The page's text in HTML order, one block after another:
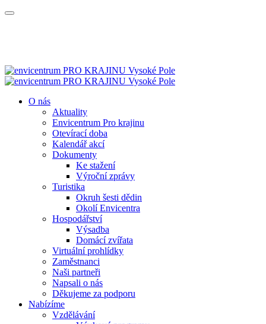
O nás
Aktuality
Envicentrum Pro krajinu
Otevírací doba
Kalendář akcí
Dokumenty
Ke stažení
Výroční zprávy
Turistika
Okruh šesti dědin
Okolí Envicentra
Hospodářství
Výsadba
Domácí zvířata
Virtuální prohlídky
Zaměstnanci
Naši partneři
Napsali o nás
Děkujeme za podporu
Nabízíme
Vzdělávání